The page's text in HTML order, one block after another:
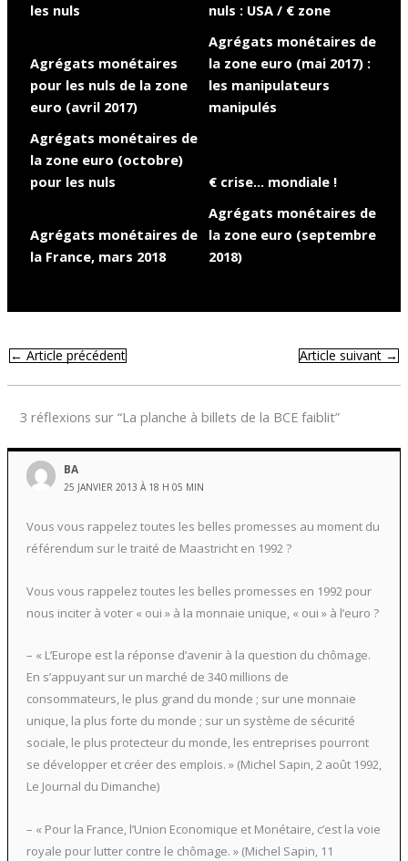
les nuls
nuls : USA / € zone
Agrégats monétaires
pour les nuls de la zone
euro (avril 2017)
Agrégats monétaires de
la zone euro (mai 2017) :
les manipulateurs
manipulés
Agrégats monétaires de
la zone euro (octobre)
pour les nuls
€ crise… mondiale !
Agrégats monétaires de
la France, mars 2018
Agrégats monétaires de
la zone euro (septembre
2018)
←Article précédent Article suivant→
3 réflexions sur “La planche à billets de la BCE faiblit”
BA
25 JANVIER 2013 À 18 H 05 MIN
Vous vous rappelez toutes les belles promesses au moment du
référendum sur le traité de Maastricht en 1992 ?
Vous vous rappelez toutes les belles promesses en 1992 pour
nous inciter à voter « oui » à la monnaie unique, « oui » à l’euro ?
– « L’Europe est la réponse d’avenir à la question du chômage.
En s’appuyant sur un marché de 340 millions de
consommateurs, le plus grand du monde ; sur une monnaie
unique, la plus forte du monde ; sur un système de sécurité
sociale, le plus protecteur du monde, les entreprises pourront
se développer et créer des emplois. » (Michel Sapin, 2 août 1992,
Le Journal du Dimanche)
– « Pour la France, l’Union Economique et Monétaire, c’est la voie
royale pour lutter contre le chômage. » (Michel Sapin, 11